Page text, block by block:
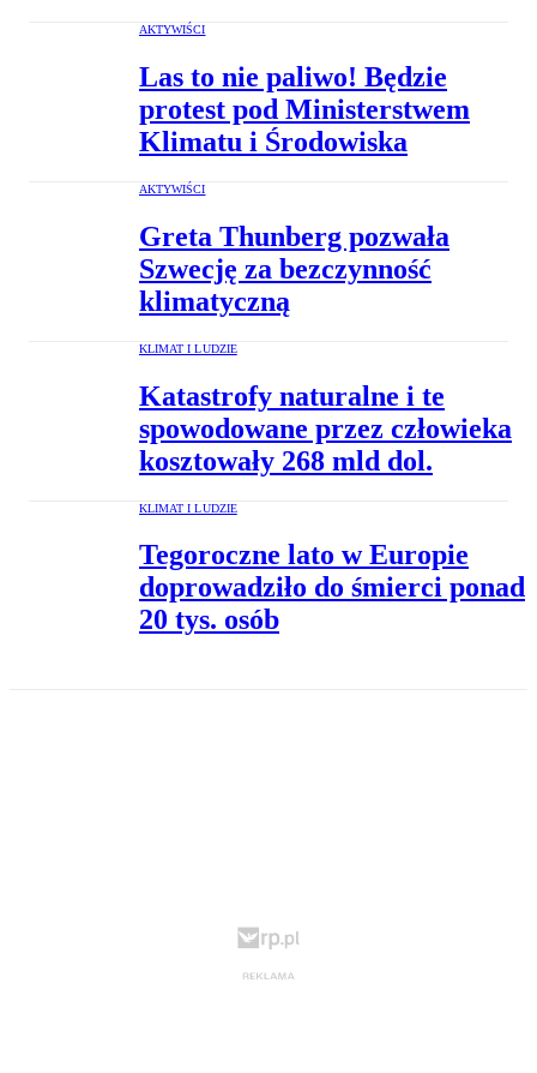
AKTYWIŚCI
Las to nie paliwo! Będzie
protest pod Ministerstwem
Klimatu i Środowiska
AKTYWIŚCI
Greta Thunberg pozwała
Szwecję za bezczynność
klimatyczną
KLIMAT I LUDZIE
Katastrofy naturalne i te
spowodowane przez człowieka
kosztowały 268 mld dol.
KLIMAT I LUDZIE
Tegoroczne lato w Europie
doprowadziło do śmierci ponad
20 tys. osób